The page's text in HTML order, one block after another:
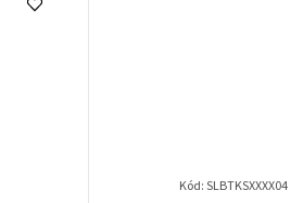
Kód:SLBTKSXXXX04